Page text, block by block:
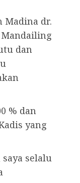
Madina dr.
dan
% dan
yang
selalu